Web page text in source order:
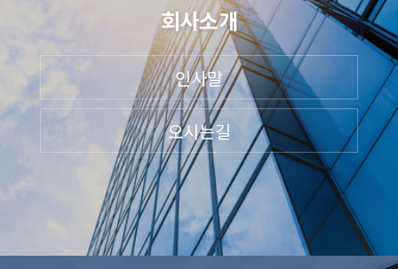
회사소개
인사말
오시는길